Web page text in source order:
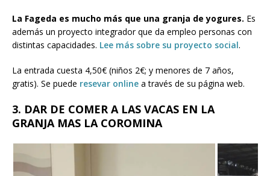
La Fageda es mucho más que una granja de yogures. Es
además un proyecto integrador que da empleo personas con
distintas capacidades. Lee más sobre su proyecto social.
La entrada cuesta 4,50€ (niños 2€; y menores de 7 años,
gratis). Se puede resevar online a través de su página web.
3. DAR DE COMER A LAS VACAS EN LA
GRANJA MAS LA COROMINA